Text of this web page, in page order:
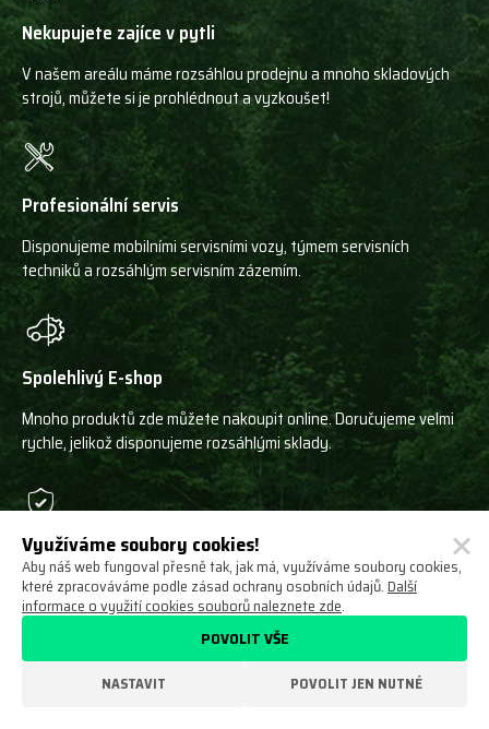
Nekupujete zajíce v pytli
V našem areálu máme rozsáhlou prodejnu a mnoho skladových
strojů, můžete si je prohlédnout a vyzkoušet!
Profesionální servis
Disponujeme mobilními servisními vozy, týmem servisních
techniků a rozsáhlým servisním zázemím.
Spolehlivý E-shop
Mnoho produktů zde můžete nakoupit online. Doručujeme velmi
rychle, jelikož disponujeme rozsáhlými sklady.
Pouze špičkové značky
V nabídce máme pouze naše výrobky a stroje a produkty
špičkových světových výrobců!
Využíváme soubory cookies!
Aby náš web fungoval přesně tak, jak má, využíváme soubory cookies,
které zpracováváme podle zásad ochrany osobních údajů.Další
informace o využití cookies souborů naleznete zde.
NASTAVIT POVOLIT JEN NUTNÉ
POVOLIT VŠE